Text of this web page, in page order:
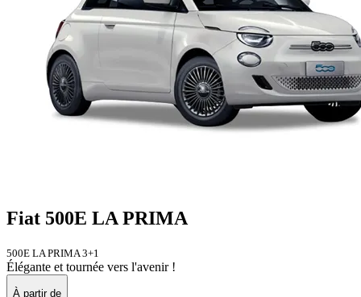
Fiat 500E LA PRIMA
500E LA PRIMA 3+1
Élégante et tournée vers l'avenir !
À partir de